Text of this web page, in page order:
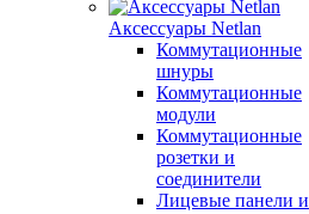
Аксессуары Netlan
Коммутационные
шнуры
Коммутационные
модули
Коммутационные
розетки и
соединители
Лицевые панели и